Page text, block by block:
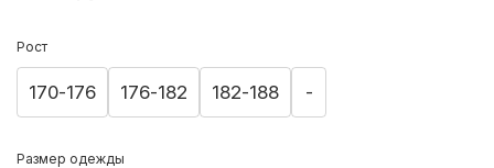
Рост
170-176 176-182 182-188 -
Размер одежды